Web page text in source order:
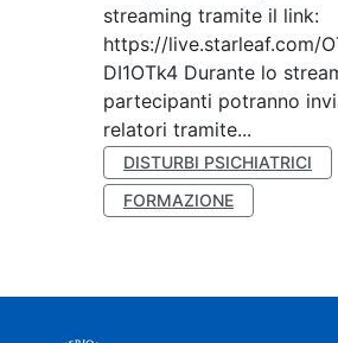
streaming tramite il link:
https://live.starleaf.com/
DI1OTk4 Durante lo
partecipanti potranno
relatori tramite...
DISTURBI PSICHIATRICI
FORMAZIONE